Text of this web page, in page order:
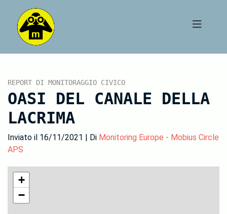
REPORT DI MONITORAGGIO CIVICO
OASI DEL CANALE DELLA
LACRIMA
Inviato il 16/11/2021 | Di Monitoring Europe - Mobius Circle
APS
+
−